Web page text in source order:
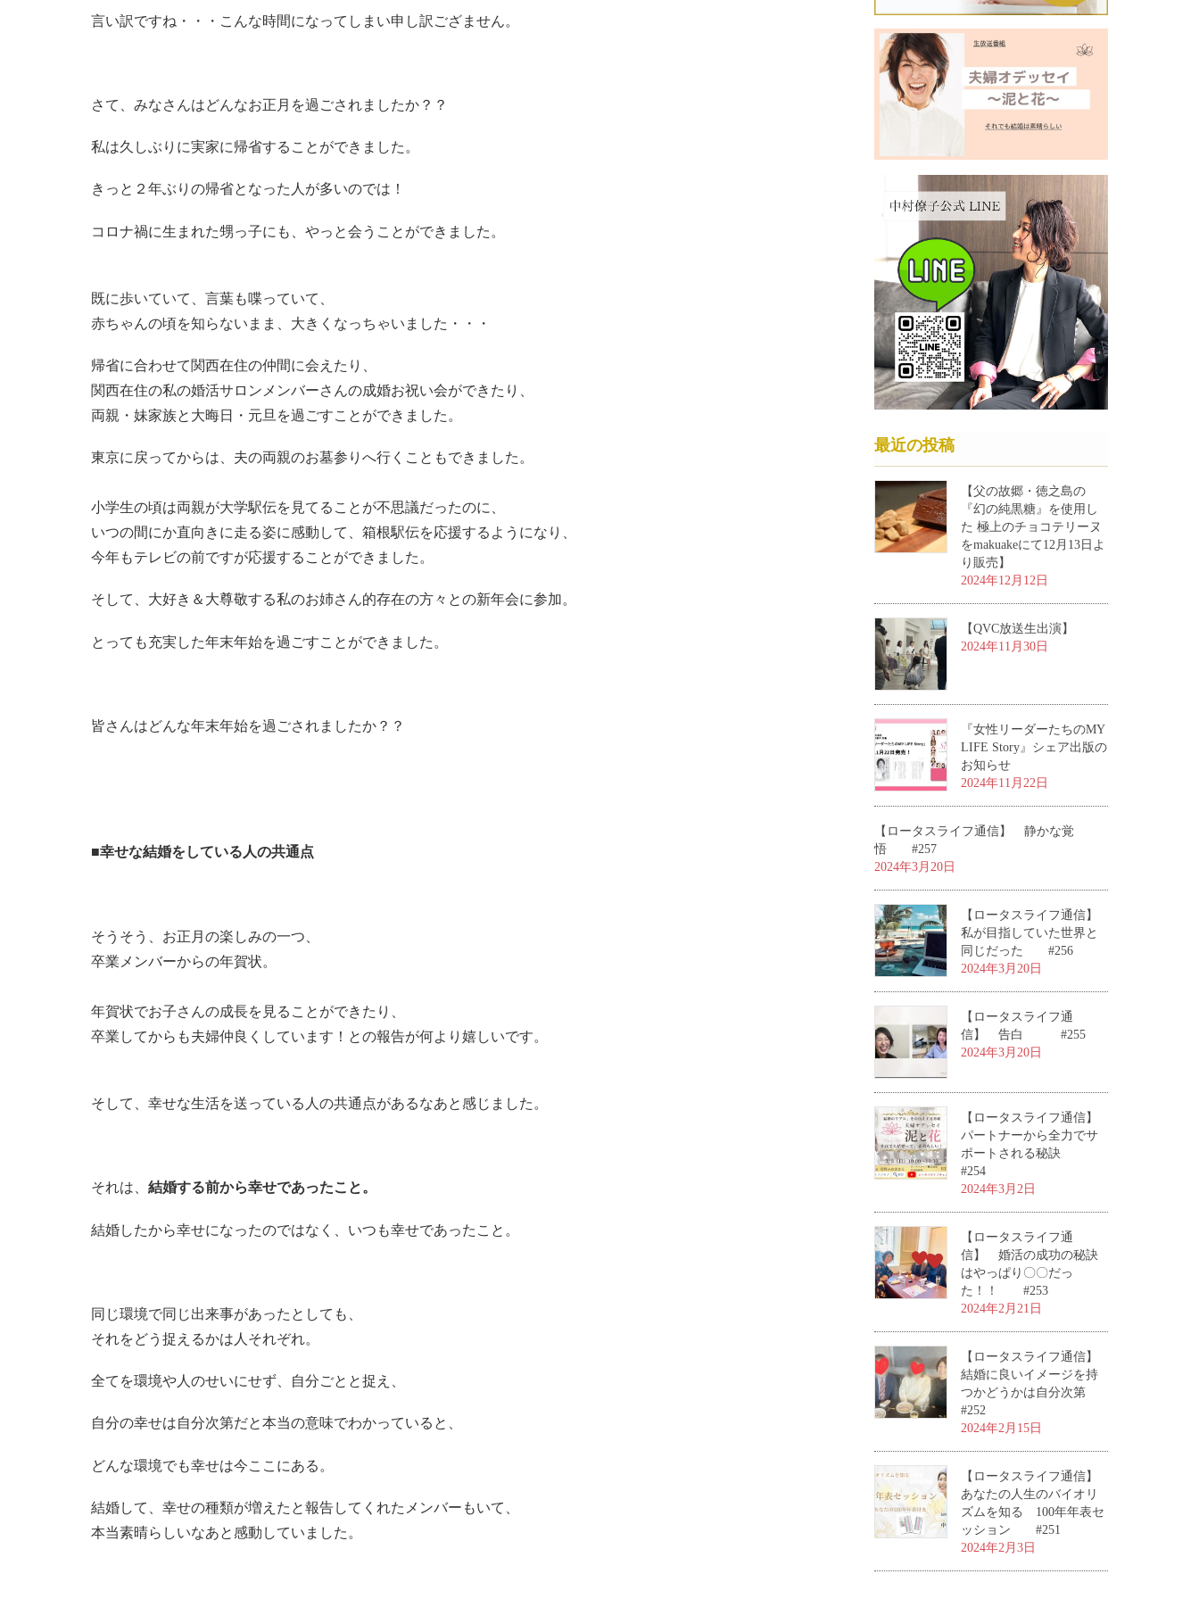
言い訳ですね・・・こんな時間になってしまい申し訳ござません。
さて、みなさんはどんなお正月を過ごされましたか？？
私は久しぶりに実家に帰省することができました。
きっと２年ぶりの帰省となった人が多いのでは！
コロナ禍に生まれた甥っ子にも、やっと会うことができました。
既に歩いていて、言葉も喋っていて、
赤ちゃんの頃を知らないまま、大きくなっちゃいました・・・
帰省に合わせて関西在住の仲間に会えたり、
関西在住の私の婚活サロンメンバーさんの成婚お祝い会ができたり、
両親・妹家族と大晦日・元旦を過ごすことができました。
東京に戻ってからは、夫の両親のお墓参りへ行くこともできました。
小学生の頃は両親が大学駅伝を見てることが不思議だったのに、
いつの間にか直向きに走る姿に感動して、箱根駅伝を応援するようになり、
今年もテレビの前ですが応援することができました。
そして、大好き＆大尊敬する私のお姉さん的存在の方々との新年会に参加。
とっても充実した年末年始を過ごすことができました。
皆さんはどんな年末年始を過ごされましたか？？
■幸せな結婚をしている人の共通点
そうそう、お正月の楽しみの一つ、
卒業メンバーからの年賀状。
年賀状でお子さんの成長を見ることができたり、
卒業してからも夫婦仲良くしています！との報告が何より嬉しいです。
そして、幸せな生活を送っている人の共通点があるなあと感じました。
それは、 結婚する前から幸せであったこと。
結婚したから幸せになったのではなく、いつも幸せであったこと。
同じ環境で同じ出来事があったとしても、
それをどう捉えるかは人それぞれ。
全てを環境や人のせいにせず、自分ごとと捉え、
自分の幸せは自分次第だと本当の意味でわかっていると、
どんな環境でも幸せは今ここにある。
結婚して、幸せの種類が増えたと報告してくれたメンバーもいて、
本当素晴らしいなあと感動していました。
最近の投稿
【父の故郷・徳之島の
『幻の純黒糖』を使用し
た 極上のチョコテリーヌ
をmakuakeにて12月13日よ
り販売】
2024年12月12日
【QVC放送生出演】
2024年11月30日
『女性リーダーたちのMY
LIFE Story』シェア出版の
お知らせ
2024年11月22日
【ロータスライフ通信】 静かな覚
悟 #257
2024年3月20日
【ロータスライフ通信】
私が目指していた世界と
同じだった #256
2024年3月20日
【ロータスライフ通
信】 告白 #255
2024年3月20日
【ロータスライフ通信】
パートナーから全力でサ
ポートされる秘訣
#254
2024年3月2日
【ロータスライフ通
信】 婚活の成功の秘訣
はやっぱり〇〇だっ
た！！ #253
2024年2月21日
【ロータスライフ通信】
結婚に良いイメージを持
つかどうかは自分次第
#252
2024年2月15日
【ロータスライフ通信】
あなたの人生のバイオリ
ズムを知る 100年年表セ
ッション #251
2024年2月3日